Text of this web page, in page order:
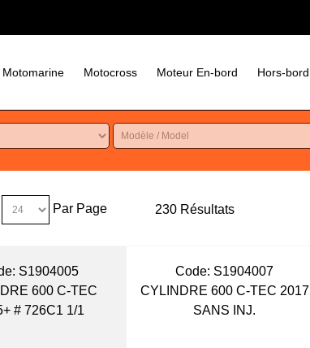
Motomarine Motocross Moteur En-bord Hors-bord
Par Page 230 Résultats
S1904005
600 C-TEC
# 726C1 1/1
Code: S1904007
CYLINDRE 600 C-TEC 2017
SANS INJ.